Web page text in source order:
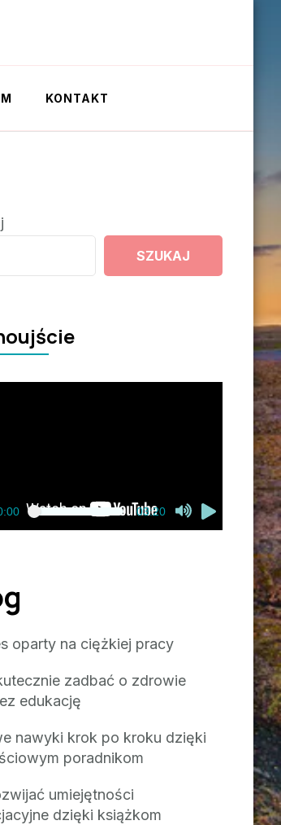
KONTAKT
SZUKAJ
03:20
oparty na ciężkiej pracy
zadbać o zdrowie
edukację
nawyki krok po kroku dzięki
poradnikom
umiejętności
dzięki książkom